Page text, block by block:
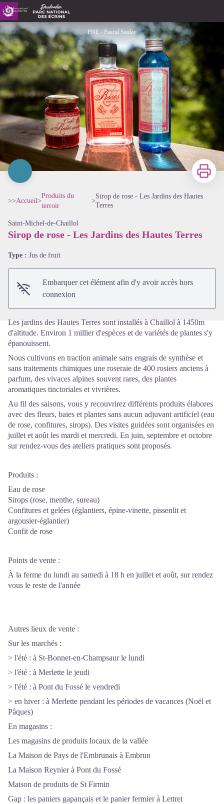
Sirop de rose - Les Jardins des Hautes Terres
PNE - Pascal Saulay
Imprimer
>>Accueil>
Produits du
terroir
>
Sirop de rose - Les Jardins des Hautes
Terres
Saint-Michel-de-Chaillol
Sirop de rose - Les Jardins des Hautes Terres
Type : Jus de fruit
Embarquer cet élément afin d'y avoir accès hors
connexion
Les jardins des Hautes Terres sont installés à Chaillol à 1450m
d'altitude. Environ 1 millier d'espèces et de variétés de plantes s'y
épanouissent.
Nous cultivons en traction animale sans engrais de synthèse et
sans traitements chimiques une roseraie de 400 rosiers anciens à
parfum, des vivaces alpines souvent rares, des plantes
aromatiques tinctoriales et vivrières.
Au fil des saisons, vous y recouvrirez différents produits élabores
avec des fleurs, baies et plantes sans aucun adjuvant artificiel (eau
de rose, confitures, sirops). Des visites guidées sont organisées en
juillet et août les mardi et mercredi. En juin, septembre et octobre
sur rendez-vous des ateliers pratiques sont proposés.
Produits :
Eau de rose
Sirops (rose, menthe, sureau)
Confitures et gelées (églantiers, épine-vinette, pissenlit et
argousier-églantier)
Confit de rose
Points de vente :
À la ferme du lundi au samedi à 18 h en juillet et août, sur rendez
vous le reste de l'année
Autres lieux de vente :
Sur les marchés :
> l'été : à St-Bonnet-en-Champsaur le lundi
> l'été : à Merlette le jeudi
> l'été : à Pont du Fossé le vendredi
> en hiver : à Merlette pendant les périodes de vacances (Noël et
Pâques)
En magasins :
Les magasins de produits locaux de la vallée
La Maison de Pays de l'Embrunais à Embrun
La Maison Reynier à Pont du Fossé
Maison de produits de St Firmin
Gap : les paniers gapançais et le panier fermier à Lettret